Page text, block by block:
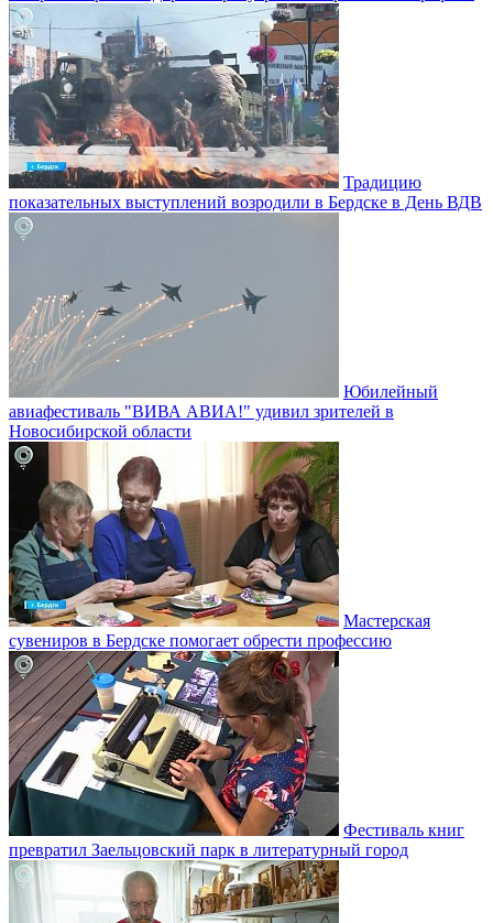
Традицию
показательных выступлений возродили в Бердске в День ВДВ
Юбилейный
авиафестиваль "ВИВА АВИА!" удивил зрителей в
Новосибирской области
Мастерская
сувениров в Бердске помогает обрести профессию
Фестиваль книг
превратил Заельцовский парк в литературный город